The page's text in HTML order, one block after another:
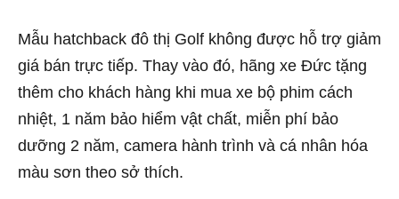
Mẫu hatchback đô thị Golf không được hỗ trợ giảm
giá bán trực tiếp. Thay vào đó, hãng xe Đức tặng
thêm cho khách hàng khi mua xe bộ phim cách
nhiệt, 1 năm bảo hiểm vật chất, miễn phí bảo
dưỡng 2 năm, camera hành trình và cá nhân hóa
màu sơn theo sở thích.